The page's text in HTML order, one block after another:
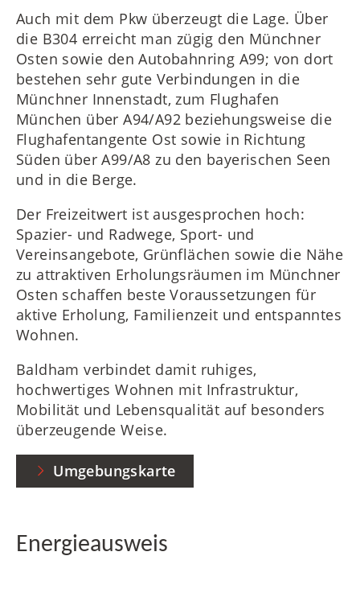
Auch mit dem Pkw überzeugt die Lage. Über
die B304 erreicht man zügig den Münchner
Osten sowie den Autobahnring A99; von dort
bestehen sehr gute Verbindungen in die
Münchner Innenstadt, zum Flughafen
München über A94/A92 beziehungsweise die
Flughafentangente Ost sowie in Richtung
Süden über A99/A8 zu den bayerischen Seen
und in die Berge.
Der Freizeitwert ist ausgesprochen hoch:
Spazier- und Radwege, Sport- und
Vereinsangebote, Grünflächen sowie die Nähe
zu attraktiven Erholungsräumen im Münchner
Osten schaffen beste Voraussetzungen für
aktive Erholung, Familienzeit und entspanntes
Wohnen.
Baldham verbindet damit ruhiges,
hochwertiges Wohnen mit Infrastruktur,
Mobilität und Lebensqualität auf besonders
überzeugende Weise.
Umgebungskarte
Energieausweis